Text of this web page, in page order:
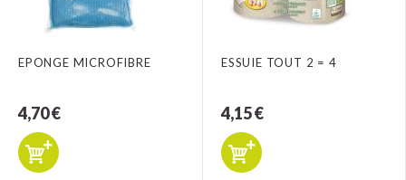
EPONGE MICROFIBRE
4,70 €
ESSUIE TOUT 2 = 4
4,15 €